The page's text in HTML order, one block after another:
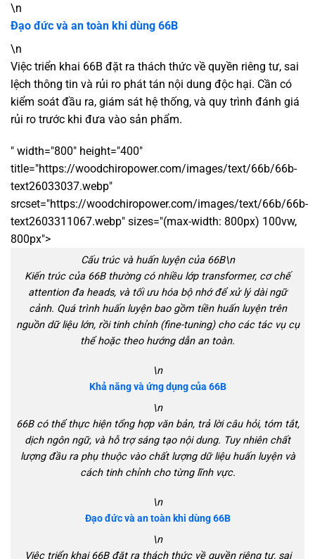
\n
Đạo đức và an toàn khi dùng 66B
\n
Việc triển khai 66B đặt ra thách thức về quyền riêng tư, sai
lệch thông tin và rủi ro phát tán nội dung độc hại. Cần có
kiểm soát đầu ra, giám sát hệ thống, và quy trình đánh giá
rủi ro trước khi đưa vào sản phẩm.
" width="800" height="400"
title="https://woodchiropower.com/images/text/66b/66b-
text26033037.webp"
srcset="https://woodchiropower.com/images/text/66b/66b-
text2603311067.webp" sizes="(max-width: 800px) 100vw,
800px">
Cấu trúc và huấn luyện của 66B\n
Kiến trúc của 66B thường có nhiều lớp transformer, cơ chế
attention đa heads, và tối ưu hóa bộ nhớ để xử lý dài ngữ
cảnh. Quá trình huấn luyện bao gồm tiền huấn luyện trên
nguồn dữ liệu lớn, rồi tinh chỉnh (fine-tuning) cho các tác vụ cụ
thể hoặc theo hướng dẫn an toàn.
\n
Khả năng và ứng dụng của 66B
\n
66B có thể thực hiện tổng hợp văn bản, trả lời câu hỏi, tóm tắt,
dịch ngôn ngữ, và hỗ trợ sáng tạo nội dung. Tuy nhiên chất
lượng đầu ra phụ thuộc vào chất lượng dữ liệu huấn luyện và
cách tinh chỉnh cho từng lĩnh vực.
\n
Đạo đức và an toàn khi dùng 66B
\n
Việc triển khai 66B đặt ra thách thức về quyền riêng tư, sai